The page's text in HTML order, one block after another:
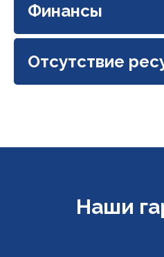
Финансы
Отсутствие
Наши